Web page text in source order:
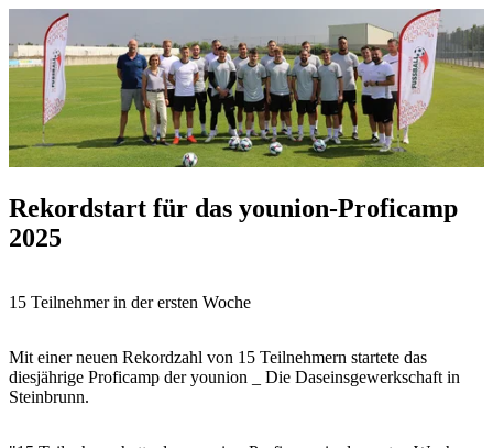
Rekordstart für das younion-Proficamp
2025
15 Teilnehmer in der ersten Woche
Mit einer neuen Rekordzahl von 15 Teilnehmern startete das
diesjährige Proficamp der younion _ Die Daseinsgewerkschaft in
Steinbrunn.